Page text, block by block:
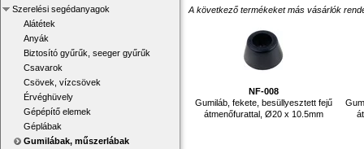
Szerelési segédanyagok
Alátétek
Anyák
Biztosító gyűrűk, seeger gyűrűk
Csavarok
Csövek, vízcsövek
Érvéghüvely
Gépépítő elemek
Géplábak
Gumilábak, műszerlábak
A következő termékeket más vásárlók
NF-008
Gumiláb, fekete, besüllyesztett fejű
átmenőfurattal, Ø20 x 10.5mm